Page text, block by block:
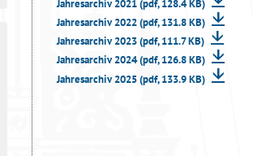
Jahresarchiv 2021 (pdf, 128.4 KB)
Jahresarchiv 2022 (pdf, 131.8 KB)
Jahresarchiv 2023 (pdf, 111.7 KB)
Jahresarchiv 2024 (pdf, 126.8 KB)
Jahresarchiv 2025 (pdf, 133.9 KB)